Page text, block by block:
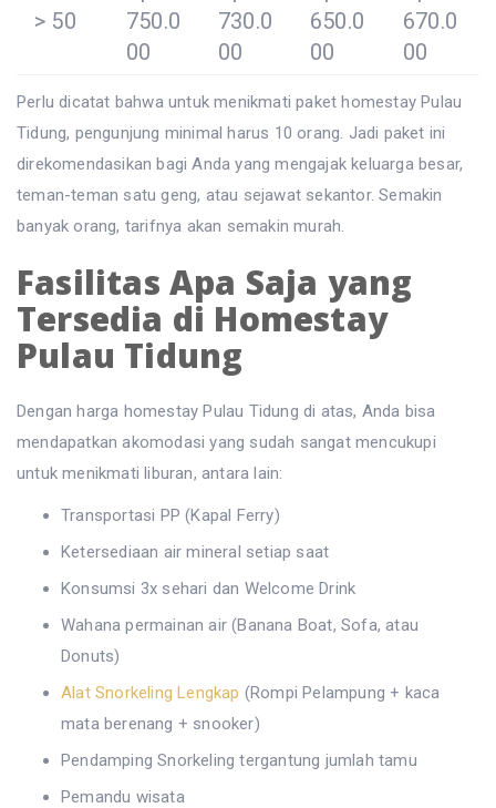
> 50
750.0
00
730.0
00
650.0
00
670.0
00
Perlu dicatat bahwa untuk menikmati paket homestay Pulau
Tidung, pengunjung minimal harus 10 orang. Jadi paket ini
direkomendasikan bagi Anda yang mengajak keluarga besar,
teman-teman satu geng, atau sejawat sekantor. Semakin
banyak orang, tarifnya akan semakin murah.
Fasilitas Apa Saja yang
Tersedia di Homestay
Pulau Tidung
Dengan harga homestay Pulau Tidung di atas, Anda bisa
mendapatkan akomodasi yang sudah sangat mencukupi
untuk menikmati liburan, antara lain:
Transportasi PP (Kapal Ferry)
Ketersediaan air mineral setiap saat
Konsumsi 3x sehari dan Welcome Drink
Wahana permainan air (Banana Boat, Sofa, atau
Donuts)
Alat Snorkeling Lengkap (Rompi Pelampung + kaca
mata berenang + snooker)
Pendamping Snorkeling tergantung jumlah tamu
Pemandu wisata